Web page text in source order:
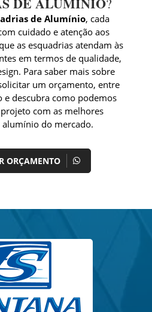
de Alumínio, cada
cuidado e atenção aos
as esquadrias atendam às
em termos de qualidade,
Para saber mais sobre
um orçamento, entre
e descubra como podemos
com as melhores
alumínio do mercado.
ORÇAMENTO